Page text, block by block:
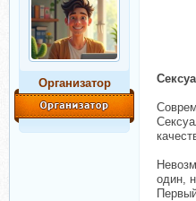
Организатор
один,